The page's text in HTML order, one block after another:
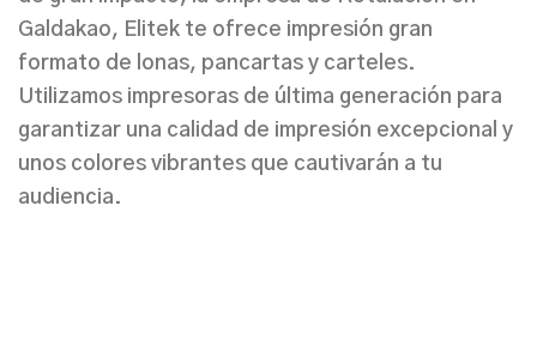
Galdakao, Elitek te ofrece impresión gran
formato de lonas, pancartas y carteles.
Utilizamos impresoras de última generación para
garantizar una calidad de impresión excepcional y
unos colores vibrantes que cautivarán a tu
audiencia.